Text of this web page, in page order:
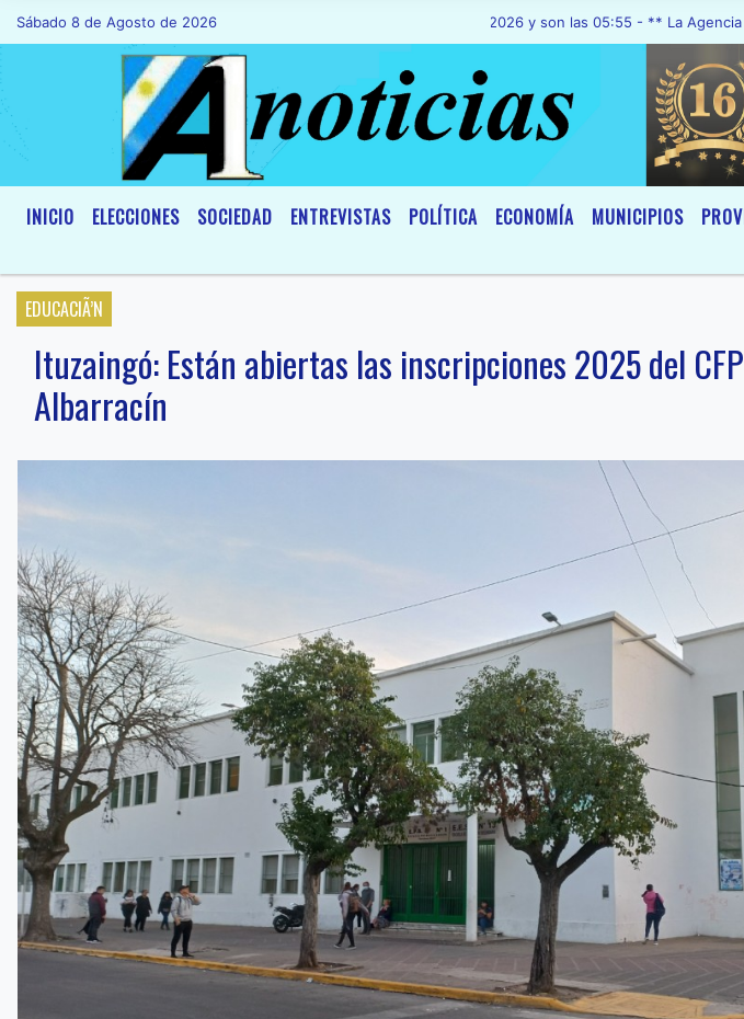
Sábado 8 de Agosto de 2026Hoy es Sábado 8 de Agosto de 2026 y son las 05:55 - ** La Agencia de
INICIO ELECCIONES SOCIEDAD ENTREVISTAS POLÍTICA ECONOMÍA MUNICIPIOS
EDUCACIÃ’N
Ituzaingó: Están abiertas las inscripciones 2025 del
Albarracín